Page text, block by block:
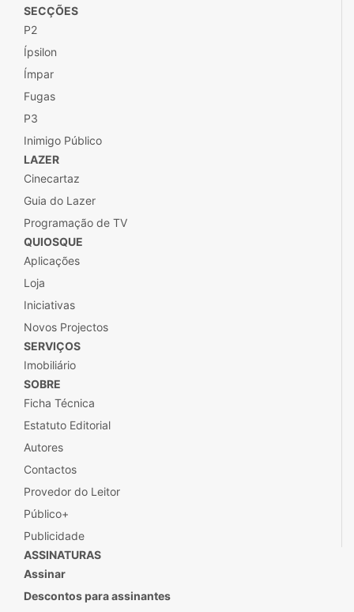
SECÇÕES
P2
Ípsilon
Ímpar
Fugas
P3
Inimigo Público
LAZER
Cinecartaz
Guia do Lazer
Programação de TV
QUIOSQUE
Aplicações
Loja
Iniciativas
Novos Projectos
SERVIÇOS
Imobiliário
SOBRE
Ficha Técnica
Estatuto Editorial
Autores
Contactos
Provedor do Leitor
Público+
Publicidade
ASSINATURAS
Assinar
Descontos para assinantes